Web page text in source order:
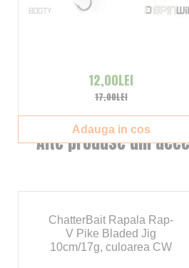
Alte produse din
ChatterBait Rapala Rap-
V Pike Bladed Jig
10cm/17g, culoarea CW
17,00LEI
12,00LEI
Adauga in cos